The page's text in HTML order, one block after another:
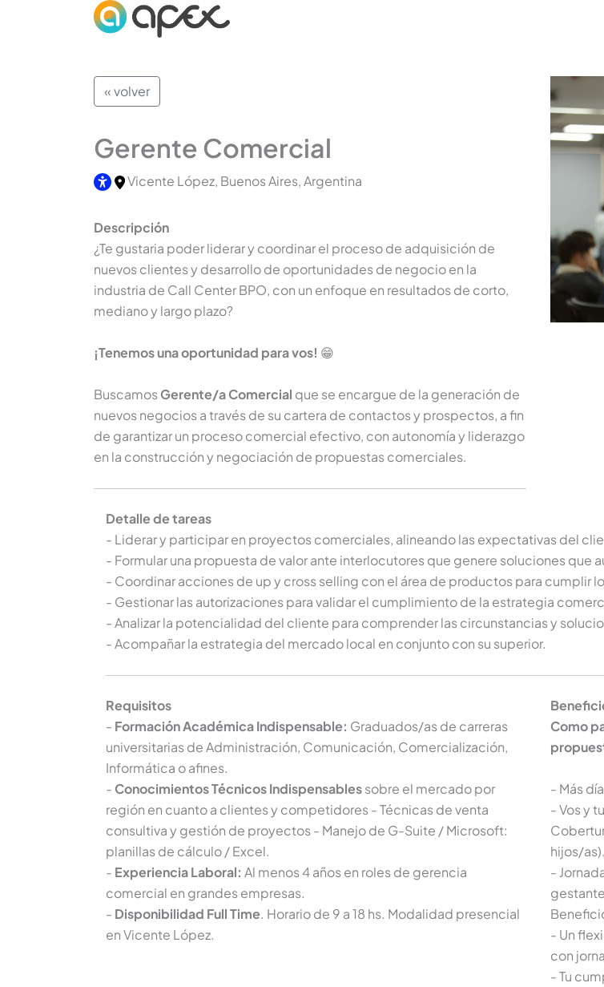
« volver
Gerente Comercial
Vicente López, Buenos Aires, Argentina
Descripción
¿Te gustaria poder liderar y coordinar el proceso de adquisición de
nuevos clientes y desarrollo de oportunidades de negocio en la
industria de Call Center BPO, con un enfoque en resultados de corto,
mediano y largo plazo?
¡Tenemos una oportunidad para vos! 😁
BuscamosGerente/a Comercial que se encargue de la generación de
nuevos negocios a través de su cartera de contactos y prospectos, a fin
de garantizar un proceso comercial efectivo, con autonomía y liderazgo
en la construcción y negociación de propuestas comerciales.
Detalle de tareas
- Liderar y participar en proyectos comerciales, alineando las expectativas del
- Formular una propuesta de valor ante interlocutores que genere soluciones
- Coordinar acciones de up y cross selling con el área de productos para cumplir
- Gestionar las autorizaciones para validar el cumplimiento de la estrategia
- Analizar la potencialidad del cliente para comprender las circunstancias y
- Acompañar la estrategia del mercado local en conjunto con su superior.
Requisitos
- Formación Académica Indispensable: Graduados/as de carreras
universitarias de Administración, Comunicación, Comercialización,
Informática o afines.
- Conocimientos Técnicos Indispensablessobre el mercado por
región en cuanto a clientes y competidores - Técnicas de venta
consultiva y gestión de proyectos - Manejo de G-Suite / Microsoft:
planillas de cálculo / Excel.
- Experiencia Laboral: Al menos 4 años en roles de gerencia
comercial en grandes empresas.
- Disponibilidad Full Time. Horario de 9 a 18 hs. Modalidad presencial
en Vicente López.
Como
- Más
- Vos y
hijos/as).
-
- Un
con
- Tu